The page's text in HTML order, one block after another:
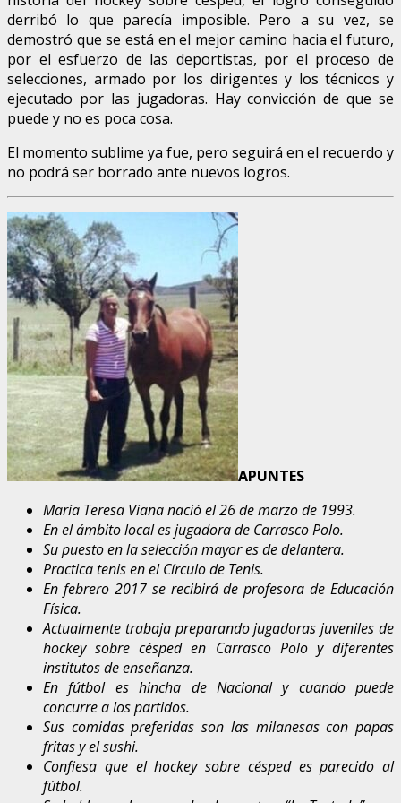
derribó lo que parecía imposible. Pero a su vez, se
demostró que se está en el mejor camino hacia el futuro,
por el esfuerzo de las deportistas, por el proceso de
selecciones, armado por los dirigentes y los técnicos y
ejecutado por las jugadoras. Hay convicción de que se
puede y no es poca cosa.
El momento sublime ya fue, pero seguirá en el recuerdo y
no podrá ser borrado ante nuevos logros.
APUNTES
María Teresa Viana nació el 26 de marzo de 1993.
En el ámbito local es jugadora de Carrasco Polo.
Su puesto en la selección mayor es de delantera.
Practica tenis en el Círculo de Tenis.
En febrero 2017 se recibirá de profesora de Educación
Física.
Actualmente trabaja preparando jugadoras juveniles de
hockey sobre césped en Carrasco Polo y diferentes
institutos de enseñanza.
En fútbol es hincha de Nacional y cuando puede
concurre a los partidos.
Sus comidas preferidas son las milanesas con papas
fritas y el sushi.
Confiesa que el hockey sobre césped es parecido al
fútbol.